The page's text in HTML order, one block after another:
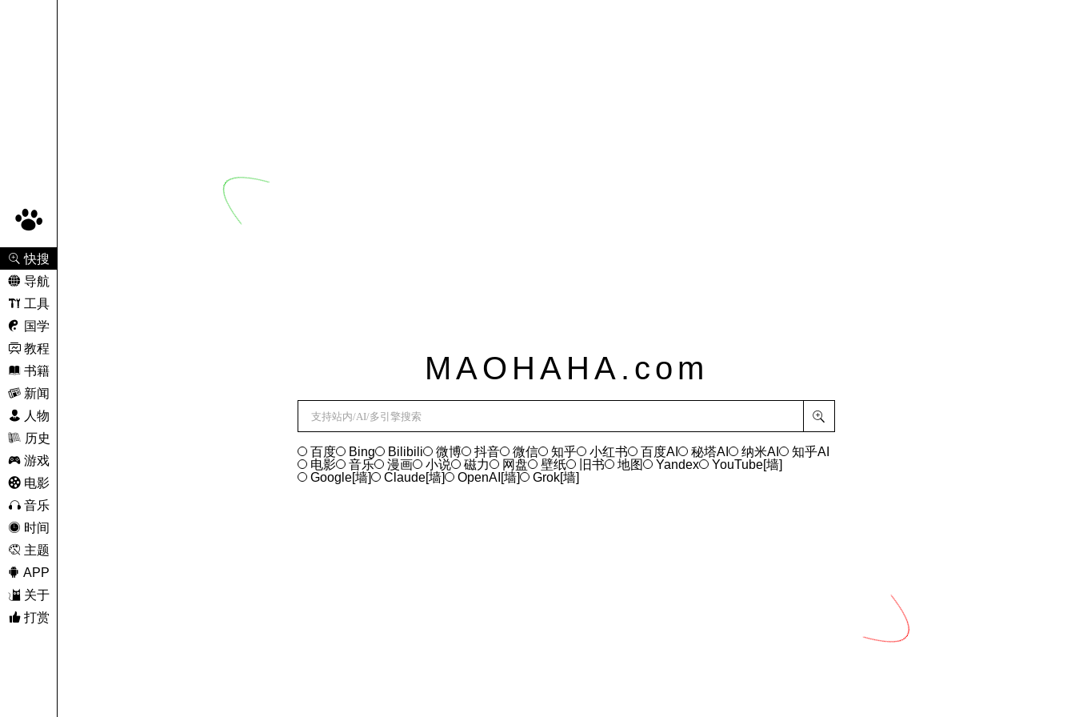
 快搜
 导航
 工具
 国学
 教程
 书籍
 新闻
 人物
 历史
 游戏
 电影
 音乐
 时间
 主题
 APP
 关于
 打赏
百度 Bing Bilibili 微博 抖音 微信 知乎 小红书 百度AI 秘塔AI 纳米AI
知乎AI
电影
音乐 漫画 小说 磁力 网盘 壁纸 旧书 地图 Yandex
YouTube[墙]
Google[墙]
Claude[墙] OpenAI[墙] Grok[墙]